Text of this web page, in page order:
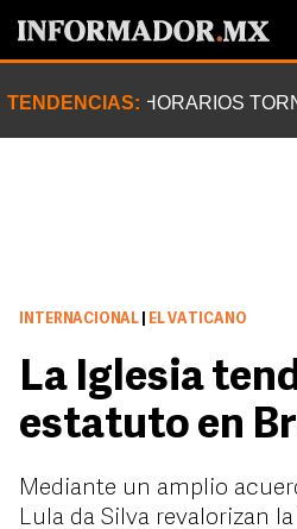
TENDENCIAS: HORARIOS
INTERNACIONAL EL VATICANO
La Iglesia
estatuto en
Mediante un amplio
Lula da Silva revalorizan